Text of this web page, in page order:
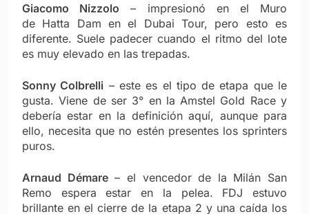
Giacomo Nizzolo – impresionó en el Muro
de Hatta Dam en el Dubai Tour, pero esto es
diferente. Suele padecer cuando el ritmo del lote
es muy elevado en las trepadas.
Sonny Colbrelli – este es el tipo de etapa que le
gusta. Viene de ser 3° en la Amstel Gold Race y
debería estar en la definición aquí, aunque para
ello, necesita que no estén presentes los sprinters
puros.
Arnaud Démare– el vencedor de la Milán San
Remo espera estar en la pelea. FDJ estuvo
brillante en el cierre de la etapa 2 y una caída los